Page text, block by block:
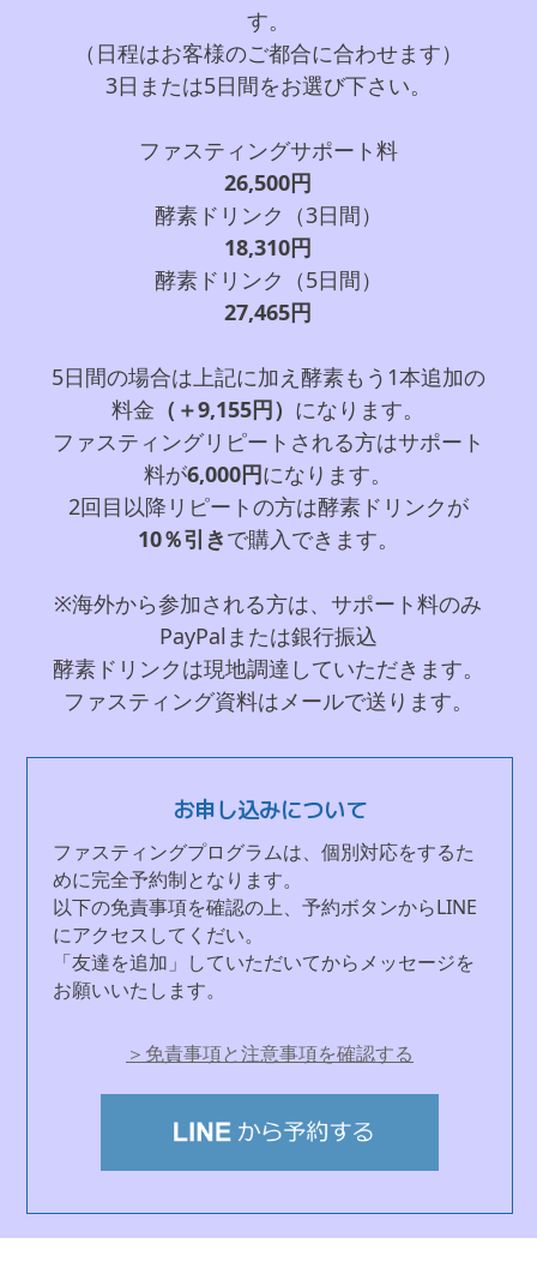
す。
（日程はお客様のご都合に合わせます）
3日または5日間をお選び下さい。
ファスティングサポート料
26,500円
酵素ドリンク（3日間）
18,310円
酵素ドリンク（5日間）
27,465円
5日間の場合は上記に加え酵素もう1本追加の
料金 （＋9,155円） になります。
ファスティングリピートされる方はサポート
料が6,000円になります。
2回目以降リピートの方は酵素ドリンクが
10％引きで購入できます。
※海外から参加される方は、サポート料のみ
PayPalまたは銀行振込
酵素ドリンクは現地調達していただきます。
ファスティング資料はメールで送ります。
お申し込みについて
ファスティングプログラムは、個別対応をするた
めに完全予約制となります。
以下の免責事項を確認の上、予約ボタンからLINE
にアクセスしてくだい。
「友達を追加」していただいてからメッセージを
お願いいたします。
＞免責事項と注意事項を確認する